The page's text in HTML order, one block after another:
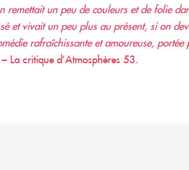
remettait un peu de couleurs et de folie
et vivait un peu plus au présent, si on
rafraîchissante et amoureuse,
– La critique d’Atmosphères 53.